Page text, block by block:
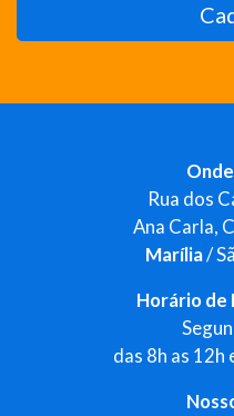
Rua dos
Ana Carla,
Marília/
Horário de
das 8h as 12h